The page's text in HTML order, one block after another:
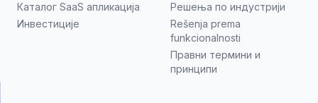
Каталог SaaS апликација
Инвестиције
Решења по индустрији
Rešenja prema
funkcionalnosti
Правни термини и
принципи